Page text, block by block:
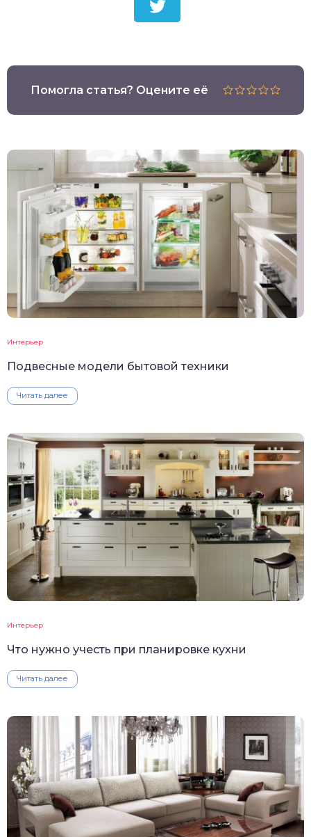
Помогла статья? Оцените её
Интерьер
Подвесные модели бытовой техники
Читать далее
Интерьер
Что нужно учесть при планировке кухни
Читать далее